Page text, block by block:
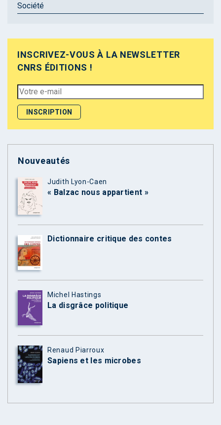
Société
INSCRIVEZ-VOUS À LA NEWSLETTER
CNRS ÉDITIONS !
Nouveautés
Judith Lyon-Caen
« Balzac nous appartient »
Dictionnaire critique des contes
Michel Hastings
La disgrâce politique
Renaud Piarroux
Sapiens et les microbes